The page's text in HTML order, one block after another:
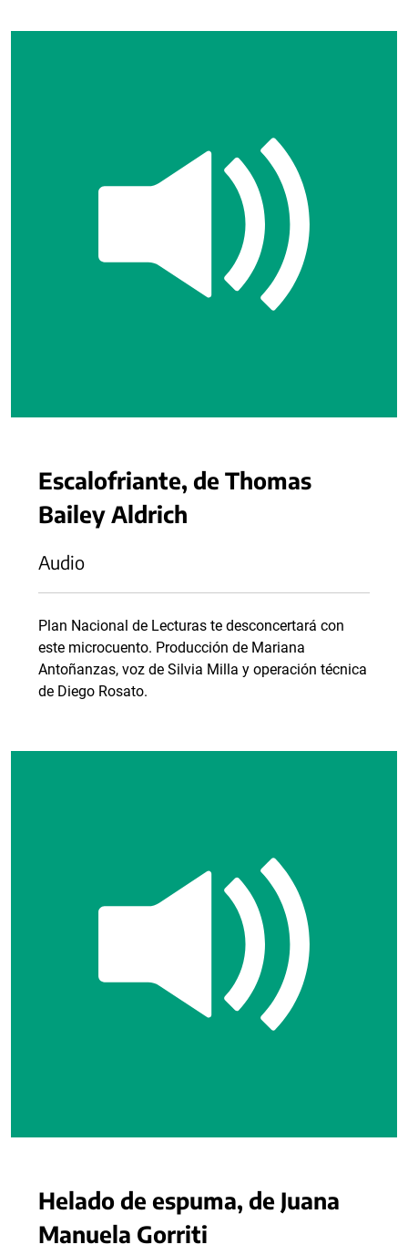
Escalofriante, de Thomas
Bailey Aldrich
Audio
Plan Nacional de Lecturas te desconcertará con
este microcuento. Producción de Mariana
Antoñanzas, voz de Silvia Milla y operación técnica
de Diego Rosato.
Helado de espuma, de Juana
Manuela Gorriti